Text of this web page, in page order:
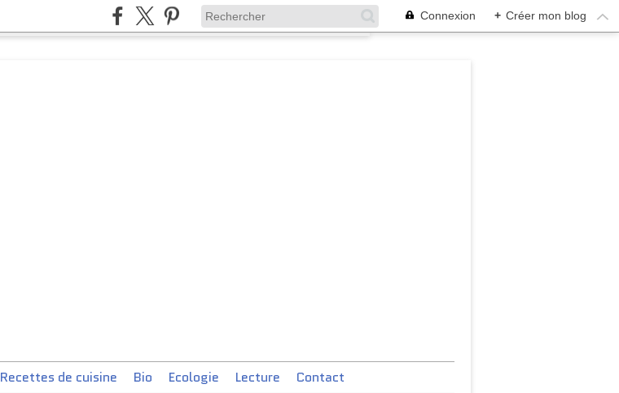
Connexion + Créer mon blog
Recettes de cuisine Bio Ecologie Lecture Contact